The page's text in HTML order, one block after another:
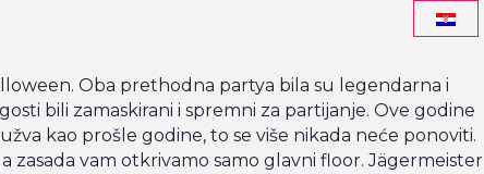
Oba prethodna partya bila su legendarna i
bili zamaskirani i spremni za partijanje. Ove godine
kao prošle godine, to se više nikada neće ponoviti.
zasada vam otkrivamo samo glavni floor. Jägermeister